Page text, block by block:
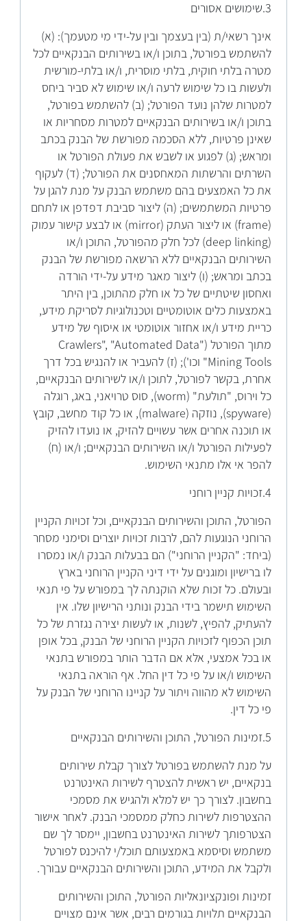
3.שימושים אסורים
אינך רשאי/ת (בין בעצמך ובין על-ידי מי מטעמך): (א)
להשתמש בפורטל, בתוכן ו/או בשירותים הבנקאיים לכל
מטרה בלתי חוקית, בלתי מוסרית, ו/או בלתי-מורשית
ולעשות בו כל שימוש לרעה ו/או שימוש לא סביר ביחס
למטרות שלהן נועד הפורטל; (ב) להשתמש בפורטל,
בתוכן ו/או בשירותים הבנקאיים למטרות מסחריות או
שאינן פרטיות, ללא הסכמה מפורשת של הבנק בכתב
ומראש; (ג) לפגוע או לשבש את פעולת הפורטל או
השרתים והרשתות המאחסנים את הפורטל; (ד) לעקוף
את כל האמצעים בהם משתמש הבנק על מנת להגן על
פרטיות המשתמשים; (ה) ליצור סביבת דפדפן או לתחם
(frame) או ליצור העתק (mirror) או לבצע קישור עמוק
(deep linking) לכל חלק מהפורטל, התוכן ו/או
השירותים הבנקאיים ללא הרשאה מפורשת של הבנק
בכתב ומראש; (ו) ליצור מאגר מידע על-ידי הורדה
ואחסון שיטתיים של כל או חלק מהתוכן, בין היתר
באמצעות כלים אוטומטיים וטכנולוגיות לסריקת מידע,
כריית מידע ו/או אחזור אוטומטי או איסוף של מידע
מתוך הפורטל ("Crawlers", "Automated Data
Mining Tools" וכו'); (ז) להעביר או להנגיש בכל דרך
אחרת, בקשר לפורטל, לתוכן ו/או לשירותים הבנקאיים,
כל וירוס, "תולעת" (worm), סוס טרויאני, באג, רוגלה
(spyware), נוזקה (malware), או כל קוד מחשב, קובץ
או תוכנה אחרים אשר עשויים להזיק, או נועדו להזיק
לפעילות הפורטל ו/או השירותים הבנקאיים; ו/או (ח)
להפר אי אלו מתנאי השימוש.
4.זכויות קניין רוחני
הפורטל, התוכן והשירותים הבנקאיים, וכל זכויות הקניין
הרוחני הנוגעות להם, לרבות זכויות יוצרים וסימני מסחר
(ביחד: "הקניין הרוחני") הם בבעלות הבנק ו/או נמסרו
לו ברישיון ומוגנים על ידי דיני הקניין הרוחני בארץ
ובעולם. כל זכות שלא הוקנתה לך במפורש על פי תנאי
השימוש תישמר בידי הבנק ונותני הרישיון שלו. אין
להעתיק, להפיץ, לשנות, או לעשות יצירה נגזרת של כל
תוכן הכפוף לזכויות הקניין הרוחני של הבנק, בכל אופן
או בכל אמצעי, אלא אם הדבר הותר במפורש בתנאי
השימוש ו/או על פי כל דין החל. אף הוראה בתנאי
השימוש לא מהווה ויתור על קניינו הרוחני של הבנק על
פי כל דין.
5.זמינות הפורטל, התוכן והשירותים הבנקאיים
על מנת להשתמש בפורטל לצורך קבלת שירותים
בנקאיים, יש ראשית להצטרף לשירות האינטרנט
בחשבון. לצורך כך יש למלא ולהגיש את מסמכי
ההצטרפות לשירות כחלק ממסמכי הבנק. לאחר אישור
הצטרפותך לשירות האינטרנט בחשבון, יימסר לך שם
משתמש וסיסמא באמצעותם תוכל/י להיכנס לפורטל
ולקבל את המידע, התוכן והשירותים הבנקאיים עבורך.
זמינות ופונקציונאליות הפורטל, התוכן והשירותים
הבנקאיים תלויות בגורמים רבים, אשר אינם מצויים